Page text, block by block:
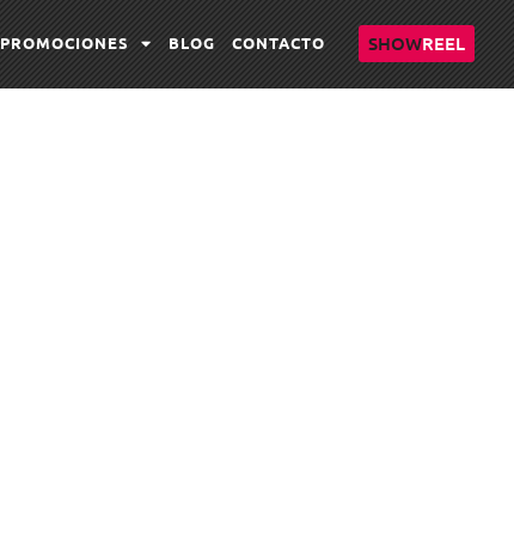
PROMOCIONES BLOG CONTACTO SHOWREEL